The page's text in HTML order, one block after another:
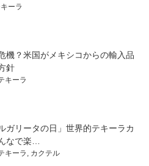
ーラ
機？米国がメキシコからの輸入品
針
キーラ
ガリータの日」世界的テキーラカ
なで楽…
キーラ カクテル